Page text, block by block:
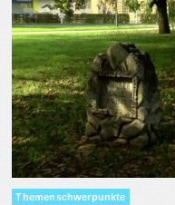
Themenschwerpunkte